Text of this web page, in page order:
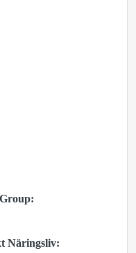
Näringsliv: